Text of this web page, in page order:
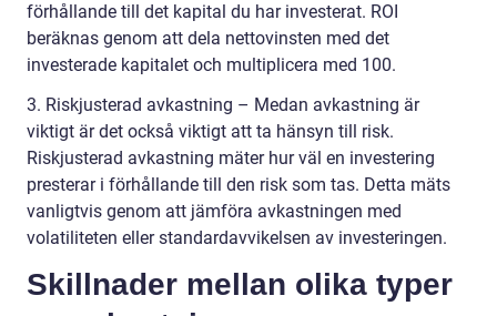
förhållande till det kapital du har investerat. ROI
beräknas genom att dela nettovinsten med det
investerade kapitalet och multiplicera med 100.
3. Riskjusterad avkastning – Medan avkastning är
viktigt är det också viktigt att ta hänsyn till risk.
Riskjusterad avkastning mäter hur väl en investering
presterar i förhållande till den risk som tas. Detta mäts
vanligtvis genom att jämföra avkastningen med
volatiliteten eller standardavvikelsen av investeringen.
Skillnader mellan olika typer